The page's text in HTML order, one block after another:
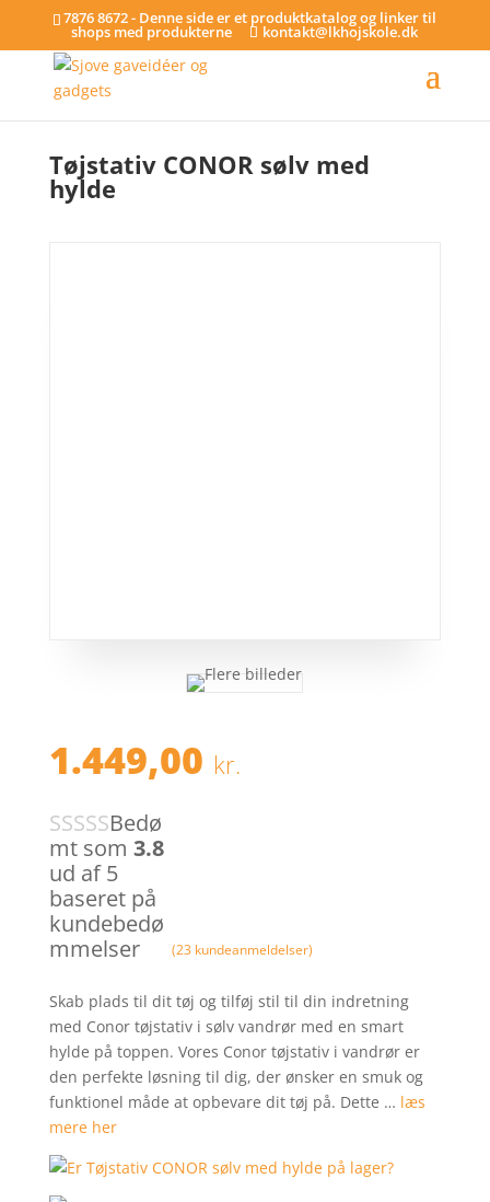
7876 8672 - Denne side er et produktkatalog og linker til
shops med produkterne kontakt@lkhojskole.dk
Tøjstativ CONOR sølv med
hylde
1.449,00 kr.
Bedø
mt som 3.8
ud af 5
baseret på
kundebedø
mmelser
(23kundeanmeldelser)
Skab plads til dit tøj og tilføj stil til din indretning
med Conor tøjstativ i sølv vandrør med en smart
hylde på toppen. Vores Conor tøjstativ i vandrør er
den perfekte løsning til dig, der ønsker en smuk og
funktionel måde at opbevare dit tøj på. Dette … læs
mere her